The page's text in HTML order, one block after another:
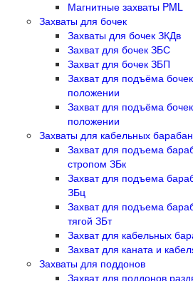
Магнитные захваты PML
Захваты для бочек
Захваты для бочек ЗКДв
Захват для бочек ЗБС
Захват для бочек ЗБП
Захват для подъёма
положении
Захват для подъёма
положении
Захваты для кабельных
Захват для подъема
стропом ЗБк
Захват для подъема
ЗБц
Захват для подъема
тягой ЗБт
Захват для кабельных
Захват для каната и
Захваты для поддонов
Захват для поддонов